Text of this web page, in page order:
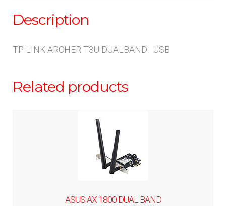
Description
TP LINK ARCHER T3U DUALBAND USB
Related products
ASUS AX 1800 DUAL BAND